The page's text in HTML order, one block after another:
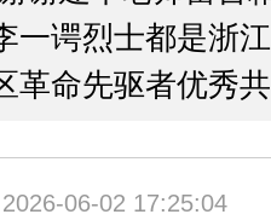
一谔烈士都是浙
革命先驱者优秀
2026-06-02 17:25:04